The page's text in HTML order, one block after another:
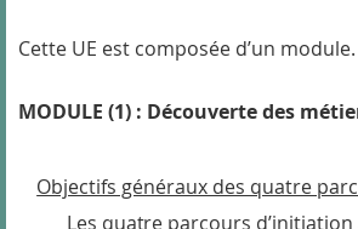
Cette UE est composée d’un module.
MODULE (1) : Découverte des
Objectifs généraux des quatre
Les quatre parcours